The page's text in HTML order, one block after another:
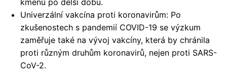
Univerzální vakcína proti koronavirům: Po
zkušenostech s pandemií COVID-19 se výzkum
zaměřuje také na vývoj vakcíny, která by chránila
proti různým druhům koronavirů, nejen proti SARS-
CoV-2.